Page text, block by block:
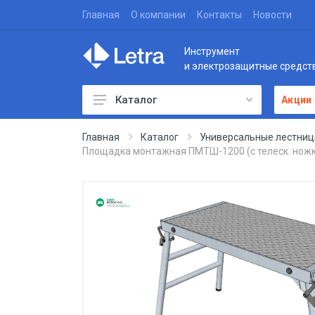
Главная О компании Контакты Новости
Инструмент
и электрозащитные
Каталог Акции
Главная Каталог
Универсальные
Площадка монтажная ПМТШ-1200 (с телеск.